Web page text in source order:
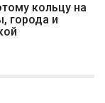
кольцу на
города и